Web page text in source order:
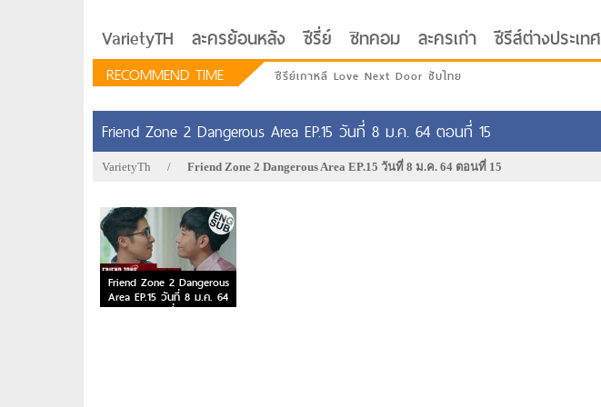
VarietyTH ละครย้อนหลัง ซีรี่ย์ ซิทคอม ละครเก่า ซีรีส์ต่างประเทศ
RECOMMEND TIME ซีรีย์เกาหลี Love Next Door ซับไทย
Friend Zone 2 Dangerous Area EP.15 วันที่ 8 ม.ค. 64 ตอนที่ 15
VarietyTh / Friend Zone 2 Dangerous Area EP.15 วันที่ 8 ม.ค. 64 ตอนที่ 15
Friend Zone 2 Dangerous
Area EP.15 วันที่ 8 ม.ค. 64
ตอนที่ 15